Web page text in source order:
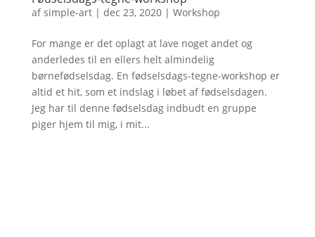
afsimple-art| dec 23, 2020| Workshop
For mange er det oplagt at lave noget andet og
anderledes til en ellers helt almindelig
børnefødselsdag. En fødselsdags-tegne-workshop er
altid et hit, som et indslag i løbet af fødselsdagen.
Jeg har til denne fødselsdag indbudt en gruppe
piger hjem til mig, i mit...